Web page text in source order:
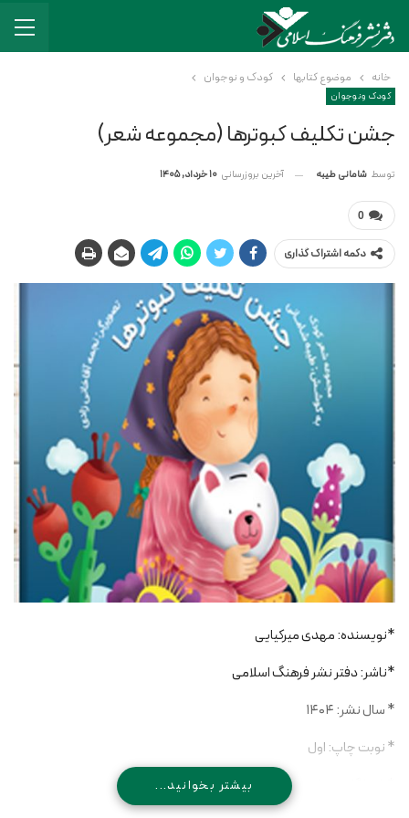
خانه موضوع کتابها کودک و نوجوان
کودک و نوجوان
جشن تکلیف کبوترها (مجموعه شعر)
توسط شامانی طیبه آخرین بروزرسانی 10 خرداد, 1405
0
دکمه اشتراک گذاری
*نویسنده: مهدی میرکیایی
*ناشر: دفتر نشر فرهنگ اسلامی
* سال نشر: ۱۴۰۴
* نوبت چاپ: اول
بیشتر بخوانید...